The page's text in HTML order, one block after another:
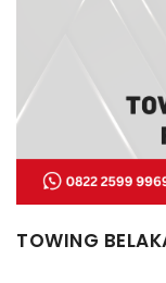
TOWING